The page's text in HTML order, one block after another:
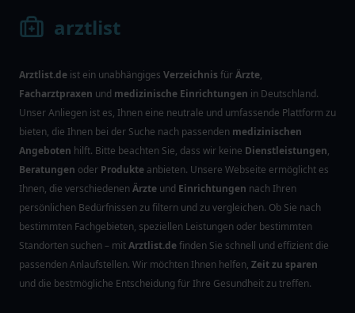
arztlist
Arztlist.de ist ein unabhängiges VerzeichnisfürÄrzte,
Facharztpraxen und medizinische Einrichtungen in Deutschland.
Unser Anliegen ist es, Ihnen eine neutrale und umfassende Plattform zu
bieten, die Ihnen bei der Suche nach passenden medizinischen
Angeboten hilft. Bitte beachten Sie, dass wir keine Dienstleistungen,
Beratungen oder Produkte anbieten. Unsere Webseite ermöglicht es
Ihnen, die verschiedenenÄrzte und Einrichtungen nach Ihren
persönlichen Bedürfnissen zu filtern und zu vergleichen. Ob Sie nach
bestimmten Fachgebieten, speziellen Leistungen oder bestimmten
Standorten suchen – mitArztlist.definden Sie schnell und effizient die
passenden Anlaufstellen. Wir möchten Ihnen helfen, Zeit zu sparen
und die bestmögliche Entscheidung für Ihre Gesundheit zu treffen.